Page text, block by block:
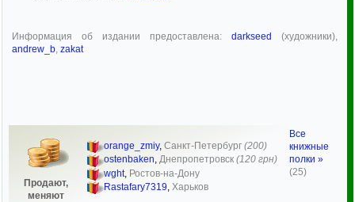
Информация об издании предоставлена: darkseed
(художники),
andrew_b, zakat
Продают,
меняют
orange_zmiy, Санкт-Петербург (200)
ostenbaken, Днепропетровск (120 грн)
wght, Ростов-на-Дону
Rastafary7319, Харьков
Все
книжные
полки »
(25)